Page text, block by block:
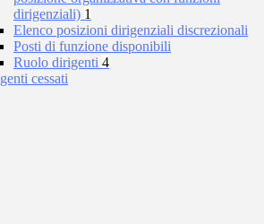
dirigenziali) 1
Elenco posizioni dirigenziali discrezionali
Posti di funzione disponibili
Ruolo dirigenti 4
cessati